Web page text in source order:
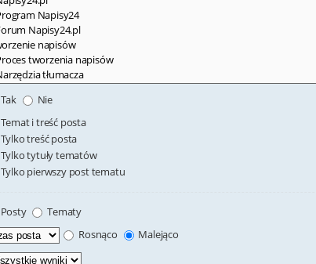
Tak
Nie
Temat i treść posta
Tylko treść posta
Tylko tytuły tematów
Tylko pierwszy post tematu
Posty
Tematy
Rosnąco
Malejąco